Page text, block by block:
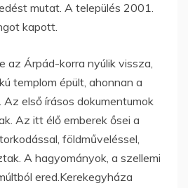
mutat. A település 2001.
kapott.
az Árpád-korra nyúlik vissza,
templom épült, ahonnan a
első írásos dokumentumok
Az itt élő emberek ősei a
földműveléssel,
A hagyományok, a szellemi
ered.Kerekegyháza